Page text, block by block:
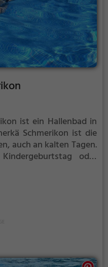
ist ein Hallenbad in
Schmerikon ist die
auch an kalten Tagen.
oder
Kosten.